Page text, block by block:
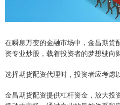
在瞬息万变的金融市场中，金昌期货
资专业炒股，载着投资者的梦想驶向
选择期货配资代理时，投资者应考虑
金昌期货配资提供杠杆资金，放大投